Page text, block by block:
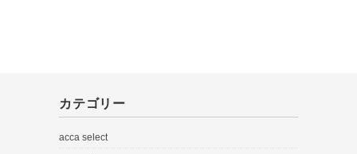
カテゴリー
acca select